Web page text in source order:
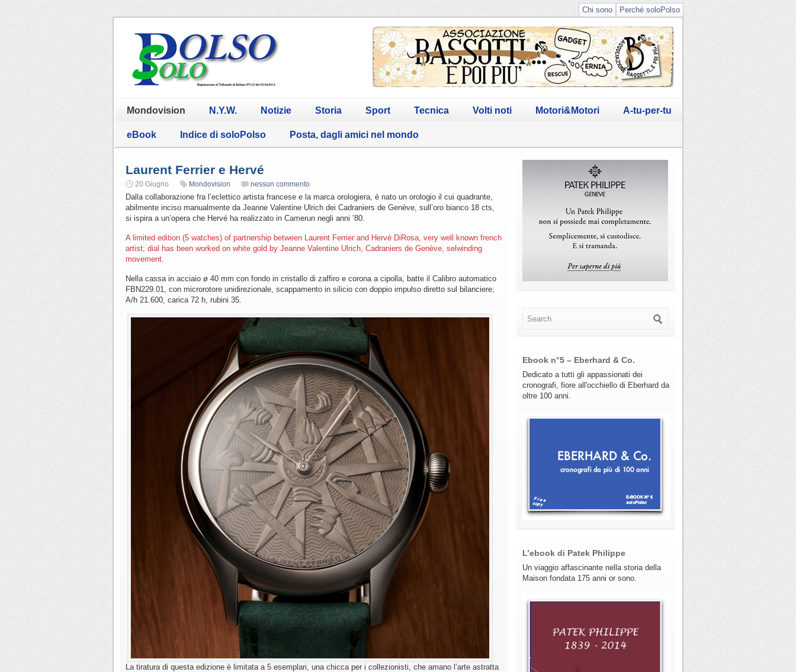
Perché soloPolso
Chi sono
Mondovision N.Y.W. Notizie Storia Sport Tecnica Volti noti Motori&Motori A-tu-per-tu
eBook Indice di soloPolso Posta, dagli amici nel mondo
Laurent Ferrier e Hervé
20 Giugno Mondovision nessun commento
Dalla collaborazione fra l’eclettico artista francese e la marca orologiera, è nato un orologio il cui quadrante,
abilmente inciso manualmente da Jeanne Valentine Ulrich dei Cadraniers de Genève, sull’oro bianco 18 cts,
si ispira a un’opera che Hervé ha realizzato in Camerun negli anni ’80.
A limited edition (5 watches) of partnership between Laurent Ferrier and Hervé DiRosa, very well known french
artist; dial has been worked on white gold by Jeanne Valentine Ulrich, Cadraniers de Genève, selwinding
movement.
Nella cassa in acciaio ø 40 mm con fondo in cristallo di zaffiro e corona a cipolla, batte il Calibro automatico
FBN229.01, con microrotore unidirezionale, scappamento in silicio con doppio impulso diretto sul bilanciere;
A/h 21.600, carica 72 h, rubini 35.
La tiratura di questa edizione è limitata a 5 esemplari, una chicca per i collezionisti, che amano l’arte astratta
Ebook n°5 – Eberhard & Co.
Dedicato a tutti gli appassionati dei
cronografi, fiore all'occhiello di Eberhard da
oltre 100 anni.
L’ebook di Patek Philippe
Un viaggio affascinante nella storia della
Maison fondata 175 anni or sono.